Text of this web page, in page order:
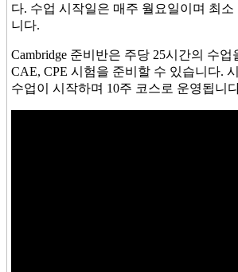
다. 수업 시작일은 매주 월요일이며 최소
니다.
Cambridge 준비반은 주당 25시간의 수업
CAE, CPE 시험을 준비할 수 있습니다.
수업이 시작하며 10주 코스로 운영됩니